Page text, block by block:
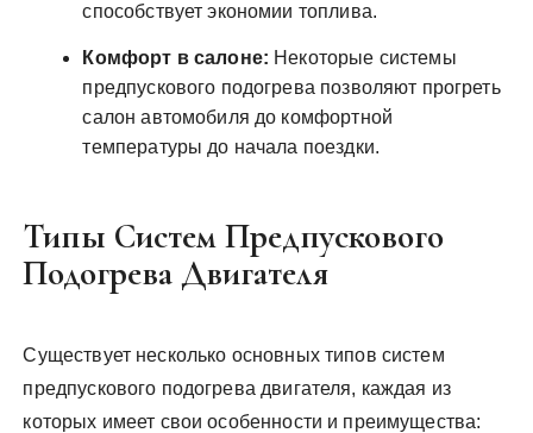
способствует экономии топлива.
Комфорт в салоне: Некоторые системы
предпускового подогрева позволяют прогреть
салон автомобиля до комфортной
температуры до начала поездки.
Типы Систем Предпускового
Подогрева Двигателя
Существует несколько основных типов систем
предпускового подогрева двигателя, каждая из
которых имеет свои особенности и преимущества: